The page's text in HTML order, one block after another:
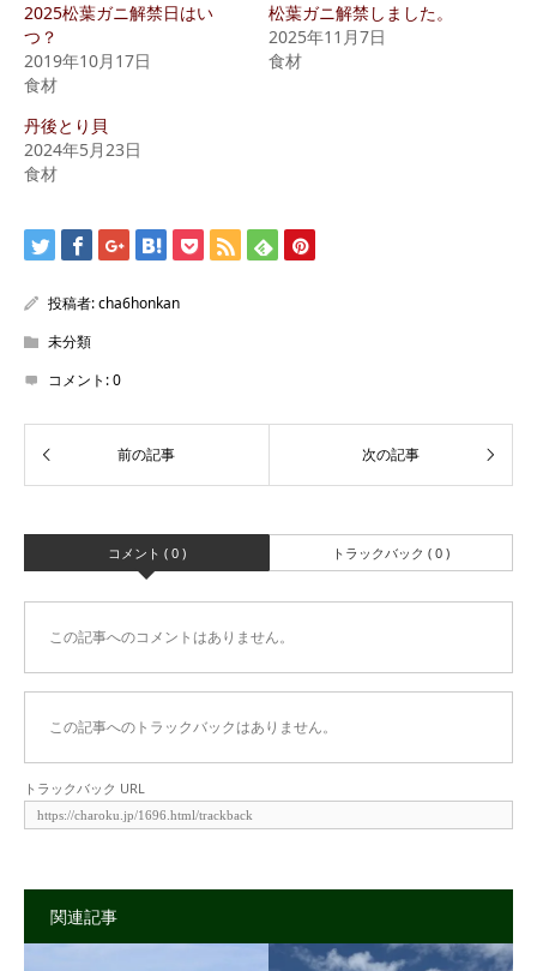
2025松葉ガニ解禁日はい
つ？
2019年10月17日
食材
松葉ガニ解禁しました。
2025年11月7日
食材
丹後とり貝
2024年5月23日
食材
投稿者:cha6honkan
未分類
コメント:0
コメント ( 0 ) トラックバック ( 0 )
この記事へのコメントはありません。
この記事へのトラックバックはありません。
トラックバック URL
関連記事